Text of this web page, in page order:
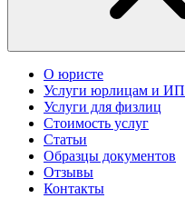
О юристе
Услуги юрлицам и ИП
Услуги для физлиц
Стоимость услуг
Статьи
Образцы документов
Отзывы
Контакты